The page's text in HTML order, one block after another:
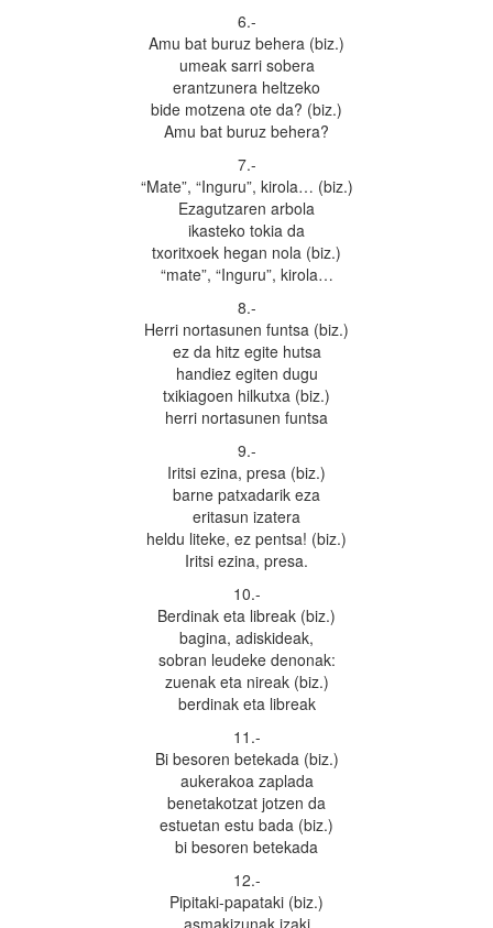
6.-
Amu bat buruz behera (biz.)
umeak sarri sobera
erantzunera heltzeko
bide motzena ote da? (biz.)
Amu bat buruz behera?
7.-
“Mate”, “Inguru”, kirola… (biz.)
Ezagutzaren arbola
ikasteko tokia da
txoritxoek hegan nola (biz.)
“mate”, “Inguru”, kirola…
8.-
Herri nortasunen funtsa (biz.)
ez da hitz egite hutsa
handiez egiten dugu
txikiagoen hilkutxa (biz.)
herri nortasunen funtsa
9.-
Iritsi ezina, presa (biz.)
barne patxadarik eza
eritasun izatera
heldu liteke, ez pentsa! (biz.)
Iritsi ezina, presa.
10.-
Berdinak eta libreak (biz.)
bagina, adiskideak,
sobran leudeke denonak:
zuenak eta nireak (biz.)
berdinak eta libreak
11.-
Bi besoren betekada (biz.)
aukerakoa zaplada
benetakotzat jotzen da
estuetan estu bada (biz.)
bi besoren betekada
12.-
Pipitaki-papataki (biz.)
asmakizunak izaki